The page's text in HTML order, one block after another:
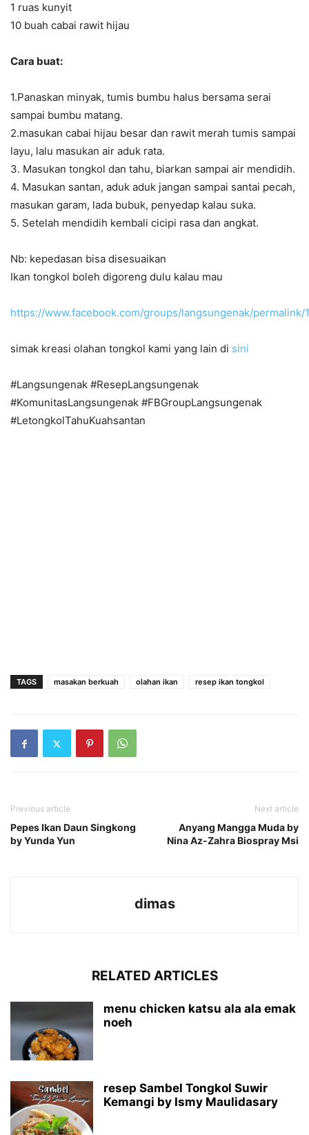
1 ruas kunyit
10 buah cabai rawit hijau
Cara buat:
1.Panaskan minyak, tumis bumbu halus bersama serai
sampai bumbu matang.
2.masukan cabai hijau besar dan rawit merah tumis sampai
layu, lalu masukan air aduk rata.
3. Masukan tongkol dan tahu, biarkan sampai air mendidih.
4. Masukan santan, aduk aduk jangan sampai santai pecah,
masukan garam, lada bubuk, penyedap kalau suka.
5. Setelah mendidih kembali cicipi rasa dan angkat.
Nb: kepedasan bisa disesuaikan
Ikan tongkol boleh digoreng dulu kalau mau
https://www.facebook.com/groups/langsungenak/
simak kreasi olahan tongkol kami yang lain di sini
#Langsungenak #ResepLangsungenak
#KomunitasLangsungenak #FBGroupLangsungenak
#LetongkolTahuKuahsantan
TAGS masakan berkuah olahan ikan resep ikan tongkol
Previous article
Pepes Ikan Daun Singkong
by Yunda Yun
Next article
Anyang Mangga Muda by
Nina Az-Zahra Biospray Msi
dimas
RELATED ARTICLES
menu chicken katsu ala ala emak
noeh
resep Sambel Tongkol Suwir
Kemangi by Ismy Maulidasary